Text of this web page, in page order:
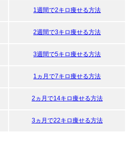
1週間で2キロ痩せる方法
2週間で3キロ痩せる方法
3週間で5キロ痩せる方法
1ヵ月で7キロ痩せる方法
2ヵ月で14キロ痩せる方法
3ヵ月で22キロ痩せる方法